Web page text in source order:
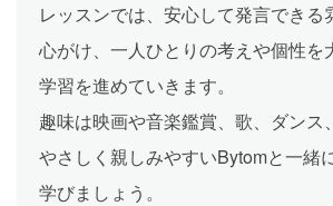
レッスンでは、安心して発言できる
心がけ、一人ひとりの考えや個性を
学習を進めていきます。
趣味は映画や音楽鑑賞、歌、ダンス
やさしく親しみやすいBytomと一緒
学びましょう。